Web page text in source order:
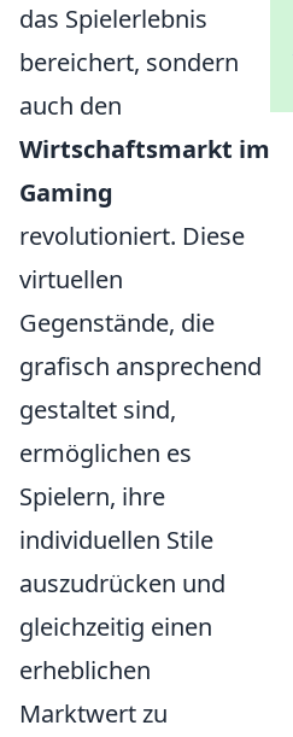
das Spielerlebnis
bereichert, sondern
auch den
Wirtschaftsmarkt im
Gaming
revolutioniert. Diese
virtuellen
Gegenstände, die
grafisch ansprechend
gestaltet sind,
ermöglichen es
Spielern, ihre
individuellen Stile
auszudrücken und
gleichzeitig einen
erheblichen
Marktwert zu